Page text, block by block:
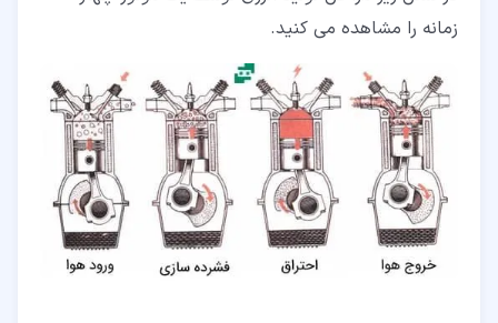
زمانه را مشاهده می کنید.